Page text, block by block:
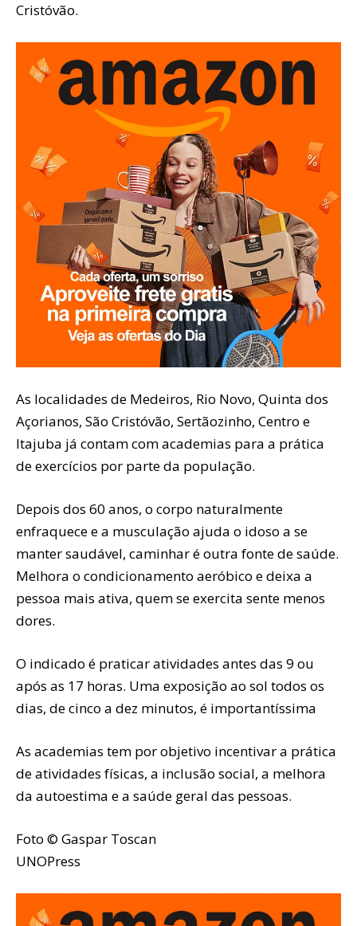
Cristóvão.
As localidades de Medeiros, Rio Novo, Quinta dos
Açorianos, São Cristóvão, Sertãozinho, Centro e
Itajuba já contam com academias para a prática
de exercícios por parte da população.
Depois dos 60 anos, o corpo naturalmente
enfraquece e a musculação ajuda o idoso a se
manter saudável, caminhar é outra fonte de saúde.
Melhora o condicionamento aeróbico e deixa a
pessoa mais ativa, quem se exercita sente menos
dores.
O indicado é praticar atividades antes das 9 ou
após as 17 horas. Uma exposição ao sol todos os
dias, de cinco a dez minutos, é importantíssima
As academias tem por objetivo incentivar a prática
de atividades físicas, a inclusão social, a melhora
da autoestima e a saúde geral das pessoas.
Foto © Gaspar Toscan
UNOPress